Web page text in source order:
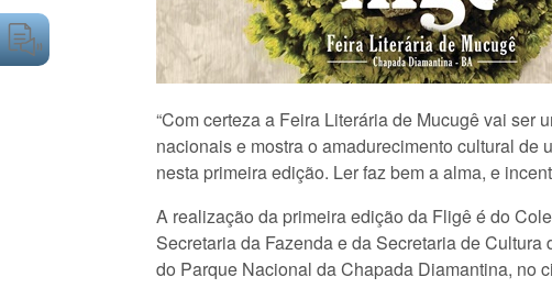
“Com certeza a Feira Literária de Mucugê vai
nacionais e mostra o amadurecimento cultural
nesta primeira edição. Ler faz bem a alma, e
A realização da primeira edição da Fligê é do
Secretaria da Fazenda e da Secretaria de
do Parque Nacional da Chapada Diamantina, no